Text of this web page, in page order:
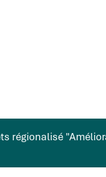
régionalisé